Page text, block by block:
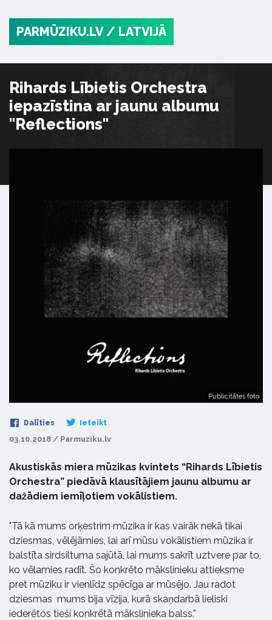
PARMŪZIKU.LV / LATVIJĀ
Rihards Lībietis Orchestra
iepazīstina ar jaunu albumu
"Reflections"
Publicitātes foto
Dalīties Ieteikt
03.10.2018 / Parmuziku.lv
Akustiskās miera mūzikas kvintets “Rihards Lībietis
Orchestra” piedāvā klausītājiem jaunu albumu ar
dažādiem iemīļotiem vokālistiem.
"Tā kā mums orķestrim mūzika ir kas vairāk nekā tikai
dziesmas, vēlējāmies, lai arī mūsu vokālistiem mūzika ir
balstīta sirdsiltuma sajūtā, lai mums sakrīt uztvere par to,
ko vēlamies radīt. Šo konkrēto mākslinieku attieksme
pret mūziku ir vienlīdz spēcīga ar mūsējo. Jau radot
dziesmas mums bija vīzija, kurā skaņdarbā lieliski
iederētos tieši konkrētā mākslinieka balss.”